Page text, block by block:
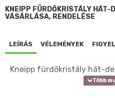
KNEIPP FÜRDŐKRISTÁLY HÁT-
VÁSÁRLÁSA, RENDELÉSE
LEÍRÁS VÉLEMÉNYEK
Kneipp fürdőkristály hát-